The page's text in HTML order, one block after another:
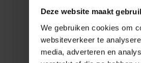
Deze website maakt
We gebruiken cookies om
websiteverkeer te
media, adverteren en
Footcomfort:
Prijs Eenheid:
Textuur: